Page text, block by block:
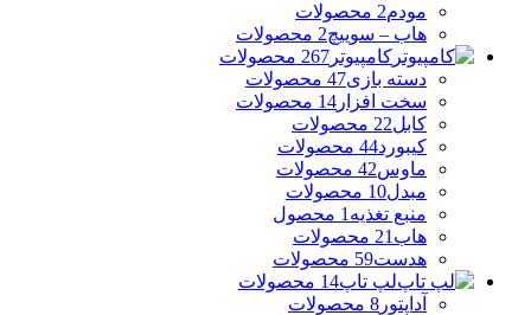
مودم2 محصولات
هاب – سوییچ2 محصولات
کامپیوتر 267 محصولات
دسته بازی47 محصولات
سخت افزار 14 محصولات
کابل22 محصولات
کیبورد44 محصولات
ماوس42 محصولات
مبدل10 محصولات
منبع تغذیه 1 محصول
هاب 21 محصولات
هدست59 محصولات
لپ تاپ14 محصولات
آداپتور 8 محصولات